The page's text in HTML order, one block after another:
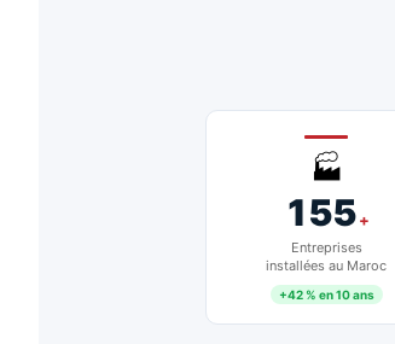
🏭
155+
Entreprises
installées au Maroc
+42 % en 10 ans